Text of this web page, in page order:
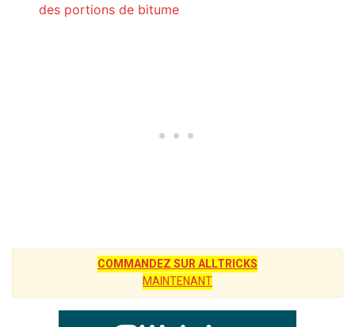
des portions de bitume
COMMANDEZ SUR ALLTRICKS
MAINTENANT